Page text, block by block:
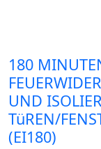
180
UND
TüREN/
(EI180)